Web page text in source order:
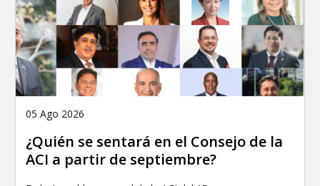
05 Ago 2026
¿Quién se sentará en el Consejo de la
ACI a partir de septiembre?